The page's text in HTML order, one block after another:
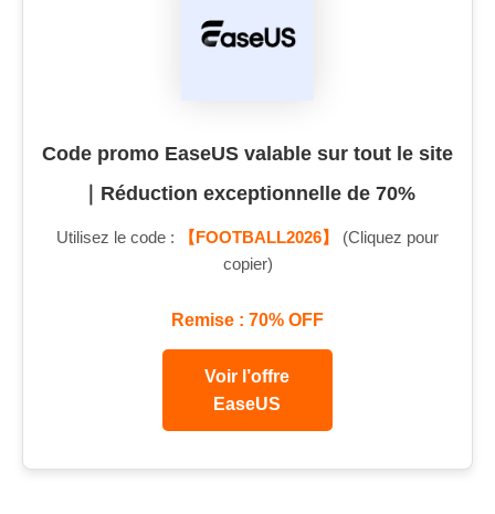
Code promo EaseUS valable sur tout le site
｜Réduction exceptionnelle de 70%
Utilisez le code : 【FOOTBALL2026】
(Cliquez pour
copier)
Remise : 70% OFF
Voir l’offre
EaseUS